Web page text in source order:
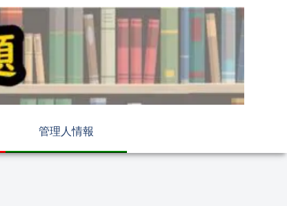
管理人情報